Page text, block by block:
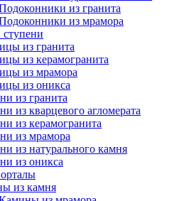
из гранита
из мрамора
из гранита
из керамогранита
из мрамора
из оникса
из гранита
из кварцевого агломерата
из керамогранита
из мрамора
из натурального камня
из оникса
из камня